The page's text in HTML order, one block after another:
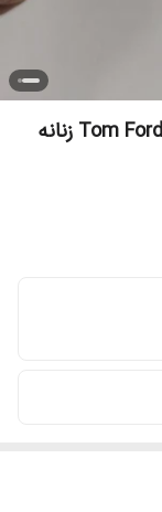
ادکلن تام فورد سولیل نژ | Tom Ford Soleil Neige زنانه